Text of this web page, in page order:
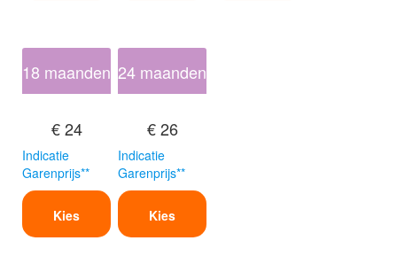
18 maanden
€ 24
Indicatie
Garenprijs**
Kies
24 maanden
€ 26
Indicatie
Garenprijs**
Kies